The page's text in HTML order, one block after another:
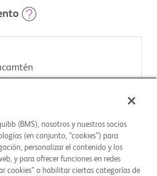
cardíaca mayor,
(BMS), nosotros y nuestros socios
(en conjunto, “cookies”) para
personalizar el contenido y los
y para ofrecer funciones en redes
cookies” o habilitar ciertas categorías de